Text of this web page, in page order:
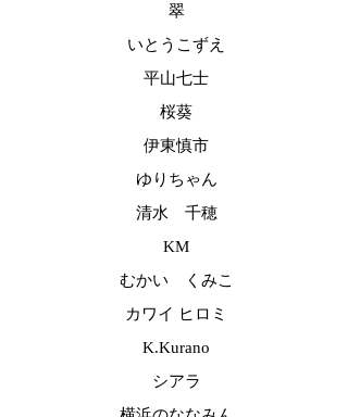
翠
いとうこずえ
平山七士
桜葵
伊東慎市
ゆりちゃん
清水 千穂
KM
むかい くみこ
カワイ ヒロミ
K.Kurano
シアラ